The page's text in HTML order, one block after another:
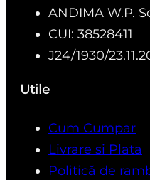
ANDIMA W.P.
CUI: 38528411
J24/1930/
Utile
Cum Cumpar
Livrare si Plata
Politică de